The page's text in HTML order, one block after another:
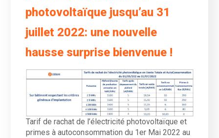
photovoltaïque jusqu’au 31
juillet 2022: une nouvelle
hausse surprise bienvenue !
Tarif de rachat de l’électricité photovoltaïque et
primes à autoconsommation du 1er Mai 2022 au